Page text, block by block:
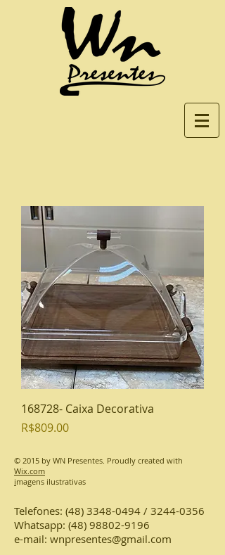
168728- Caixa Decorativa
Preço
R$809.00
© 2015 by WN Presentes. Proudly created with
Wix.com
imagens ilustrativas
Telefones: (48) 3348-0494 / 3244-0356
Whatsapp: (48) 98802-9196
e-mail: wnpresentes@gmail.com